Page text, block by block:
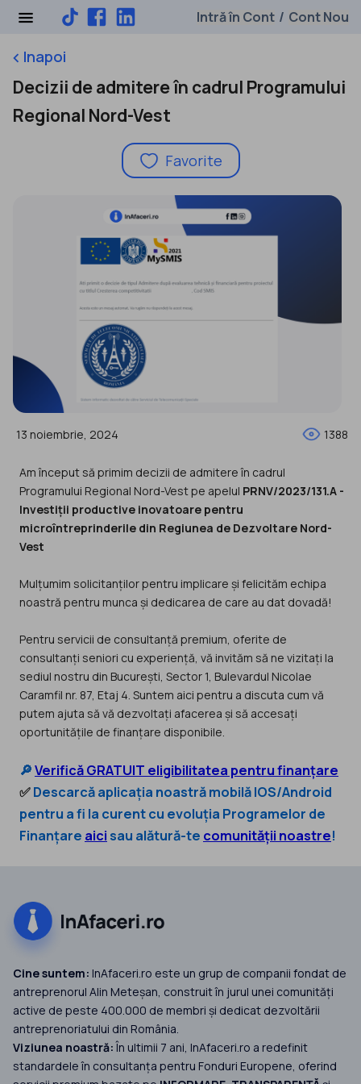
Intră în Cont / Cont Nou
keyboard_arrow_leftInapoi
Decizii de admitere în cadrul Programului
Regional Nord-Vest
Favorite
13 noiembrie, 2024 1388
Am început să primim decizii de admitere în cadrul
Programului Regional Nord-Vest pe apelul PRNV/2023/131.A -
Investiții productive inovatoare pentru
microîntreprinderile din Regiunea de Dezvoltare Nord-
Vest
Mulțumim solicitanților pentru implicare și felicităm echipa
noastră pentru munca și dedicarea de care au dat dovadă!
Pentru servicii de consultanță premium, oferite de
consultanți seniori cu experiență, vă invităm să ne vizitați la
sediul nostru din București, Sector 1, Bulevardul Nicolae
Caramfil nr. 87, Etaj 4. Suntem aici pentru a discuta cum vă
putem ajuta să vă dezvoltați afacerea și să accesați
oportunitățile de finanțare disponibile.
🔎Verifică GRATUIT eligibilitatea pentru finanțare
✅Descarcă aplicația noastră mobilă IOS/Android
pentru a fi la curent cu evoluția Programelor de
Finanțare aici sau alătură-te comunității noastre!
Cine suntem: InAfaceri.ro este un grup de companii fondat de
antreprenorul Alin Meteșan, construit în jurul unei comunități
active de peste 400.000 de membri și dedicat dezvoltării
antreprenoriatului din România.
Viziunea noastră:În ultimii 7 ani, InAfaceri.ro a redefinit
standardele în consultanța pentru Fonduri Europene, oferind